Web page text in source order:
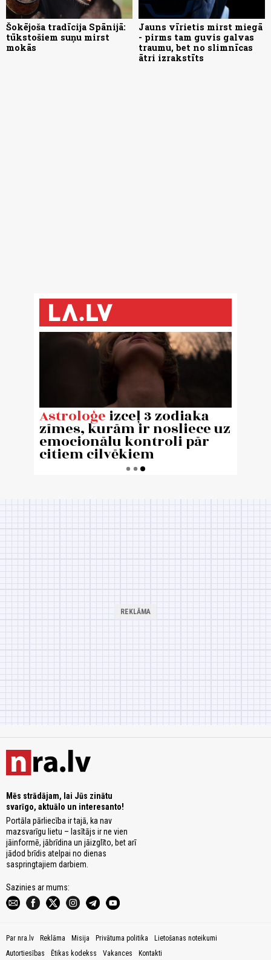
Šokējoša tradīcija Spānijā:
tūkstošiem suņu mirst
mokās
Jauns vīrietis mirst miegā
- pirms tam guvis galvas
traumu, bet no slimnīcas
ātri izrakstīts
Mēs strādājam, lai Jūs zinātu
svarīgo, aktuālo un interesanto!
Portāla pārliecība ir tajā, ka nav
mazsvarīgu lietu – lasītājs ir ne vien
jāinformē, jābrīdina un jāizglīto, bet arī
jādod brīdis atelpai no dienas
saspringtajiem darbiem.
Sazinies ar mums:
Par nra.lv Reklāma Misija Privātuma politika
Lietošanas noteikumi
Autortiesības
Ētikas kodekss Vakances Kontakti